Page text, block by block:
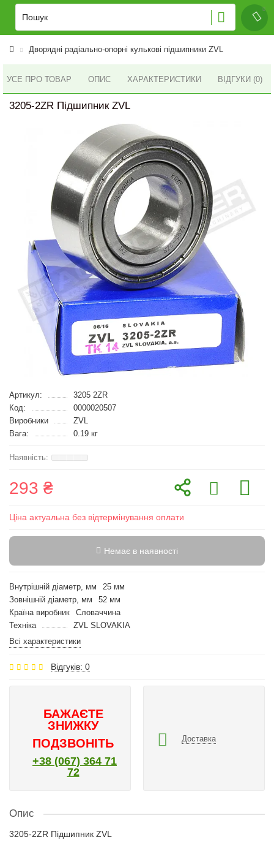
Дворядні радіально-опорні кулькові підшипники ZVL
УСЕ ПРО ТОВАР ОПИС ХАРАКТЕРИСТИКИ ВІДГУКИ (0)
3205-2ZR Підшипник ZVL
Артикул:
3205 2ZR
Код:
0000020507
Виробники
ZVL
Вага:
0.19 кг
293 ₴
Ціна актуальна без відтермінування оплати
Немає в наявності
Внутрішній діаметр, мм
25 мм
Зовнішній діаметр, мм
52 мм
Країна виробник
Словаччина
Техніка
ZVL SLOVAKIA
Всі характеристики
Відгуків: 0
БАЖАЄТЕ
ЗНИЖКУ
ПОДЗВОНІТЬ
+38 (067) 364 71
72
Доставка
Опис
3205-2ZR Підшипник ZVL